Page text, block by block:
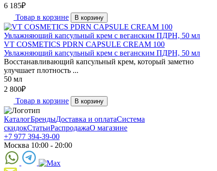
6 185₽
Товар в корзине
В корзину
VT COSMETICS PDRN CAPSULE CREAM 100
Увлажняющий капсульный крем с веганским ПДРН, 50 мл
Восстанавливающий капсульный крем, который заметно
улучшает плотность ...
50 мл
2 800₽
Товар в корзине
В корзину
КаталогБрендыДоставка и оплатаСистема
скидокСтатьиРаспродажаО магазине
+7 977 394-39-00
Москва 10:00 - 20:00